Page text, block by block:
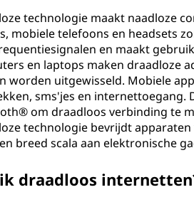
technologie maakt naadloze
mobiele telefoons en headsets
en maakt
en laptops maken draadloze
worden uitgewisseld. Mobiele
sms'jes en internettoegang.
om draadloos verbinding te
technologie bevrijdt
breed scala aan elektronische
draadloos